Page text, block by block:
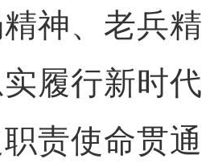
神、老兵精
履行新时代
责使命贯通